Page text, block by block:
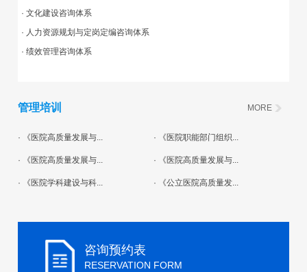
· 文化建设咨询体系
· 人力资源规划与定岗定编咨询体系
· 绩效管理咨询体系
管理培训 MORE
· 《医院高质量发展与... · 《医院职能部门组织...
· 《医院高质量发展与... · 《医院高质量发展与...
· 《医院学科建设与科... · 《公立医院高质量发...
咨询预约表
RESERVATION FORM